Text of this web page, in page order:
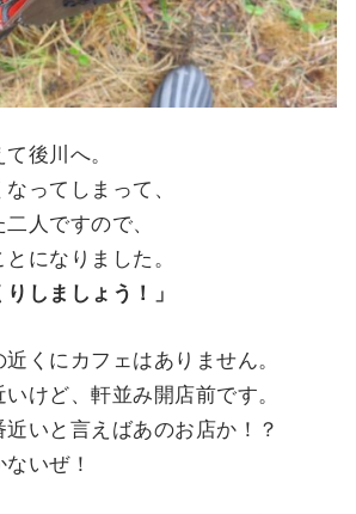
後川へ。
ってしまって、
人ですので、
になりました。
りしましょう！」
くにカフェはありません。
けど、軒並み開店前です。
いと言えばあのお店か！？
いぜ！